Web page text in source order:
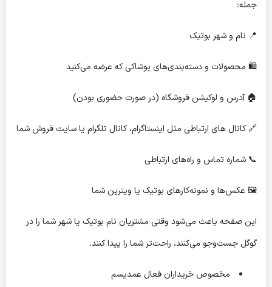
جمله:
📍 نام و شهر بوتیک
🛍 محصولات و دسته‌بندی‌های پوشاکی که عرضه می‌کنید
🏠 آدرس و لوکیشن فروشگاه (در صورت حضوری بودن)
🔗 کانال های ارتباطی مثل اینستاگرام، کانال تلگرام یا سایت فروش شما
📞 شماره تماس و راه‌های ارتباطی
🖼 عکس‌ها و نمونه‌کارهای بوتیک یا ویترین شما
این صفحه باعث می‌شود وقتی مشتریان نام بوتیک یا شهر شما را در
گوگل جست‌وجو می‌کنند، راحت‌تر شما را پیدا کنند.
مخصوص خریداران فعال عمدیسم